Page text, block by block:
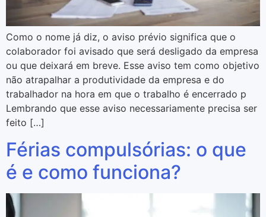
Como o nome já diz, o aviso prévio significa que o
colaborador foi avisado que será desligado da empresa
ou que deixará em breve. Esse aviso tem como objetivo
não atrapalhar a produtividade da empresa e do
trabalhador na hora em que o trabalho é encerrado p
Lembrando que esse aviso necessariamente precisa ser
feito […]
Férias compulsórias: o que
é e como funciona?